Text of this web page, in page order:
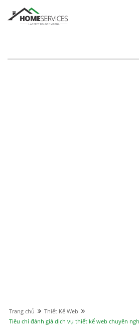
Trang chủ
Thiết Kế Web
Tiêu chí đánh giá dịch vụ thiết kế web chuyên